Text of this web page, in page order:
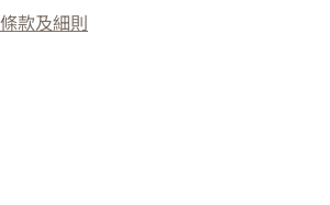
條款及細則